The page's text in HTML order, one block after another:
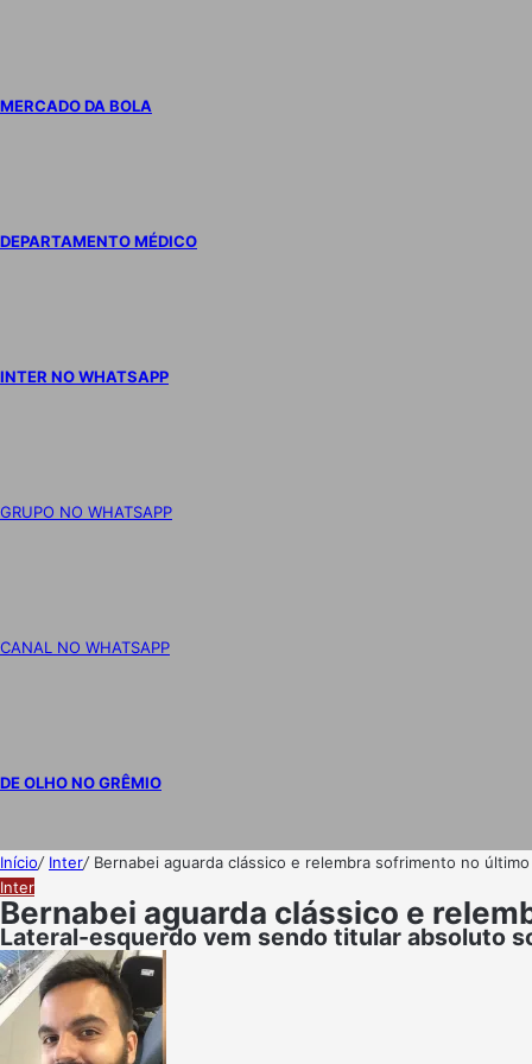
MERCADO DA BOLA
DEPARTAMENTO MÉDICO
INTER NO WHATSAPP
GRUPO NO WHATSAPP
CANAL NO WHATSAPP
DE OLHO NO GRÊMIO
Início/ Inter/ Bernabei aguarda clássico e relembra sofrimento no
Inter
Bernabei aguarda clássico e
Lateral-esquerdo vem sendo titular absoluto